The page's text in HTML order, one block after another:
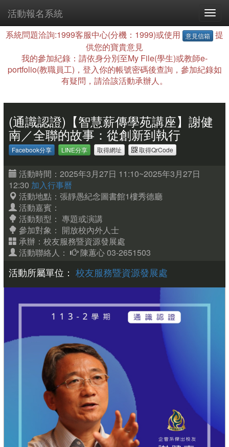
活動報名系統
系統問題洽詢:1999客服中心(分機：1999)或使用 意見信箱
提
供您的寶貴意見
我的參加紀錄：請依身分別至My File(學生)或教師e-
portfolio(教職員工)，登入你的帳號密碼後查詢，參加紀錄如
有疑問，請洽該活動承辦人。
(通識認證)【智慧薪傳學苑講座】謝健
南／全聯的故事：從創新到執行
Facebook分享 LINE分享 取得網址 取得QrCode
活動時間：2025年3月27日 11:10~2025年3月27日
12:30 加入行事曆
活動地點：張靜愚紀念圖書館1樓秀德廳
活動嘉賓：
活動類型： 專題或演講
參加對象： 開放校內外人士
承辦：校友服務暨資源發展處
活動聯絡人：
陳蕙心 03-2651503
活動所屬單位： 校友服務暨資源發展處